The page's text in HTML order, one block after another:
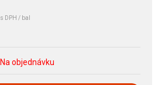
s DPH / bal
Na objednávku